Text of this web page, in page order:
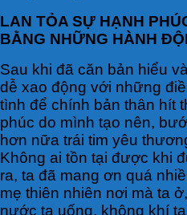
LAN TỎA SỰ HẠNH
BẰNG NHỮNG HÀNH
Sau khi đã căn bản hiểu
dễ xao động với những
tình để chính bản thân hít
phúc do mình tạo nên,
hơn nữa trái tim yêu
Không ai tồn tại được khi
ra, ta đã mang ơn quá
mẹ thiên nhiên nơi mà ta
nước ta uống, không khí